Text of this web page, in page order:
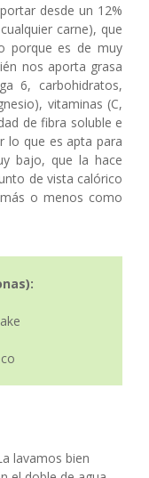
desde un 12%
carne), que
porque es de muy
nos aporta grasa
6, carbohidratos,
vitaminas (C,
de fibra soluble e
lo que es apta para
bajo, que la hace
de vista calórico
o menos como
lavamos bien